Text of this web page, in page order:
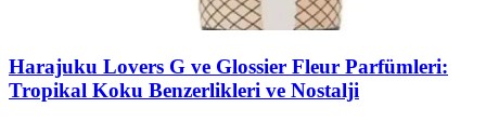
Harajuku Lovers G ve Glossier Fleur Parfümleri:
Tropikal Koku Benzerlikleri ve Nostalji